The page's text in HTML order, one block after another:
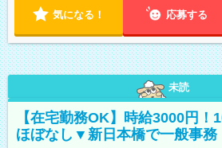
気になる！ 応募する
未読
【在宅勤務OK】時給3000円！
ほぼなし▼新日本橋で一般事務